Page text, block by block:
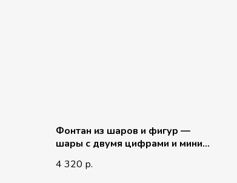
Фонтан из шаров и фигур —
шары с двумя цифрами и мини
4 320 р.